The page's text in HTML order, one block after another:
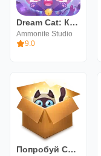
Dream Cat: Кошки Мечты
Ammonite Studio
9.0
Попробуй Создать Кота Магией